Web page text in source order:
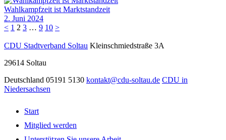
Wahlkampfzeit ist Marktstandzeit
2. Juni 2024
< 1 2 3 … 9 10 >
CDU Stadtverband Soltau Kleinschmiedstraße 3A
29614 Soltau
Deutschland 05191 5130 kontakt@cdu-soltau.de CDU in
Niedersachsen
Start
Mitglied werden